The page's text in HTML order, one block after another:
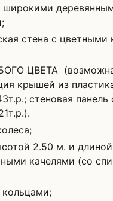
широкими
стена с цветными
ЦВЕТА
крышей из
стеновая панель
2.50 м. и
качелями (со
кольцами;